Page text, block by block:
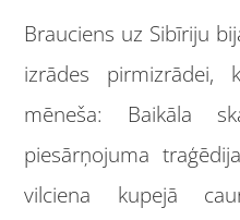
Brauciens uz Sibīriju
izrādes pirmizrādei,
mēneša: Baikāla
piesārņojuma
vilciena kupejā